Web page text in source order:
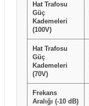
Hat Trafosu
Güç
Kademeleri
(100V)
Hat Trafosu
Güç
Kademeleri
(70V)
Frekans
Aralığı (-10 dB)